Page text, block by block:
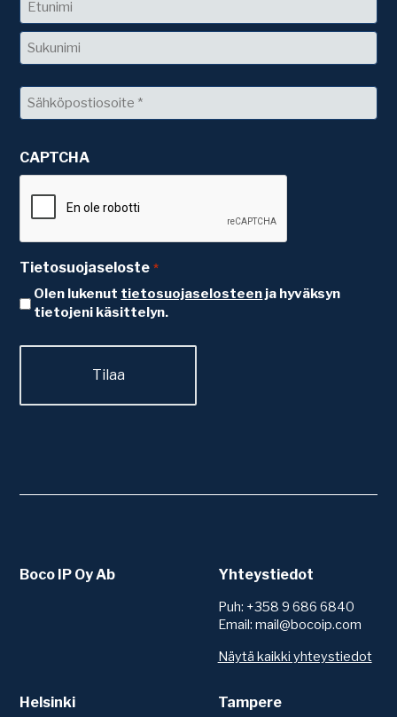
Etunimi
Sähköposti
CAPTCHA
Tietosuojaseloste *
Olen lukenut tietosuojaselosteen ja hyväksyn
tietojeni käsittelyn.
Boco IP Oy Ab Yhteystiedot
Puh: +358 9 686 6840
Email: mail@bocoip.com
Näytä kaikki yhteystiedot
Helsinki Tampere